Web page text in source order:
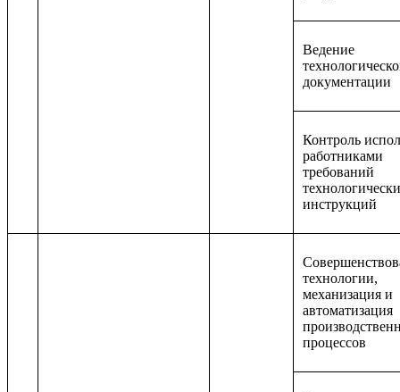
Ведение
документации
Контроль
работниками
требований
инструкций
технологии,
механизация и
автоматизация
процессов